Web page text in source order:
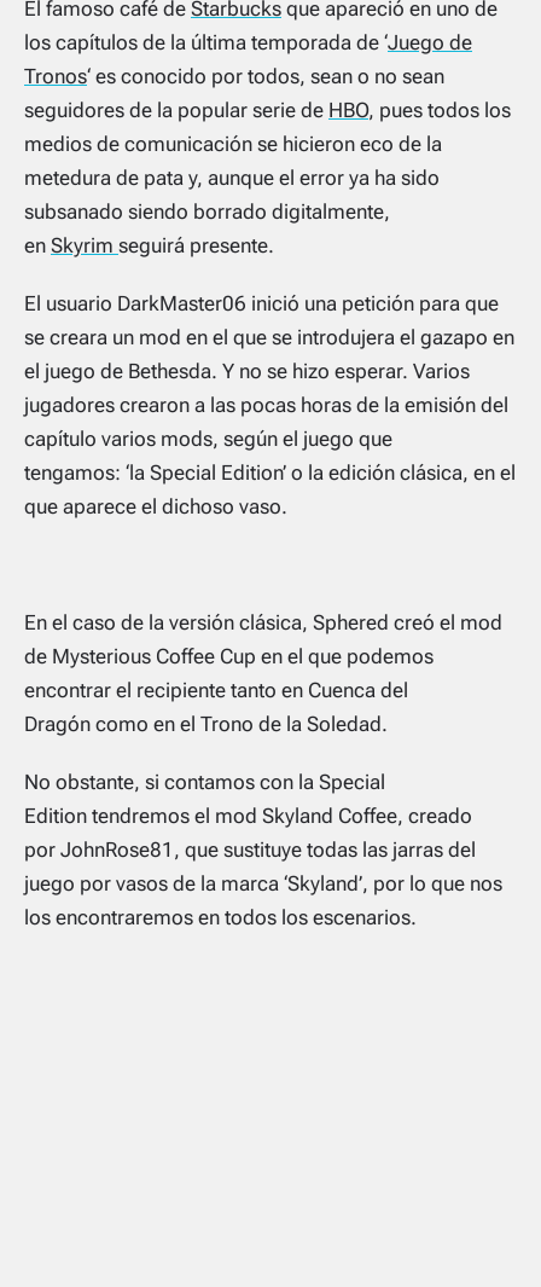
El famoso café de Starbucks que apareció en uno de
los capítulos de la última temporada de ‘Juego de
Tronos‘ es conocido por todos, sean o no sean
seguidores de la popular serie de HBO, pues todos los
medios de comunicación se hicieron eco de la
metedura de pata y, aunque el error ya ha sido
subsanado siendo borrado digitalmente,
en Skyrim seguirá presente.
El usuario DarkMaster06 inició una petición para que
se creara un mod en el que se introdujera el gazapo en
el juego de Bethesda. Y no se hizo esperar. Varios
jugadores crearon a las pocas horas de la emisión del
capítulo varios mods, según el juego que
tengamos: ‘la Special Edition’ o la edición clásica, en el
que aparece el dichoso vaso.
En el caso de la versión clásica, Sphered creó el mod
de Mysterious Coffee Cup en el que podemos
encontrar el recipiente tanto en Cuenca del
Dragón como en el Trono de la Soledad.
No obstante, si contamos con la Special
Edition tendremos el mod Skyland Coffee, creado
por JohnRose81, que sustituye todas las jarras del
juego por vasos de la marca ‘Skyland’, por lo que nos
los encontraremos en todos los escenarios.